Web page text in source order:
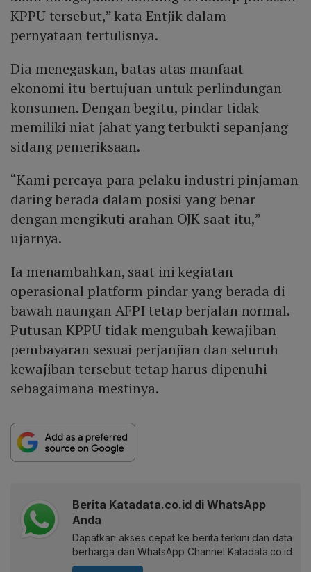
KPPU tersebut,” kata Entjik dalam
pernyataan tertulisnya.
Dia menegaskan, batas atas manfaat
ekonomi itu bertujuan untuk perlindungan
konsumen. Dengan begitu, pindar tidak
memiliki niat jahat yang terbukti sepanjang
sidang pemeriksaan.
“Kami percaya para pelaku industri pinjaman
daring berada dalam posisi yang benar
dengan mengikuti arahan OJK saat itu,”
ujarnya.
Ia menambahkan, saat ini kegiatan
operasional platform pindar yang berada di
bawah naungan AFPI tetap berjalan normal.
Putusan KPPU tidak mengubah kewajiban
pembayaran sesuai perjanjian dan seluruh
kewajiban tersebut tetap harus dipenuhi
sebagaimana mestinya.
Berita Katadata.co.id di WhatsApp
Anda
Dapatkan akses cepat ke berita terkini dan data
berharga dari WhatsApp Channel Katadata.co.id